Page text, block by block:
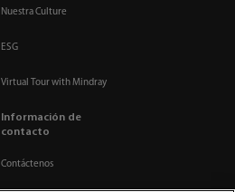
Nuestra Culture
ESG
Virtual Tour with Mindray
Información de
contacto
Contáctenos